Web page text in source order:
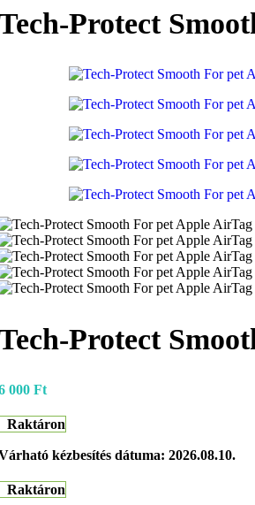
Protect
Protect
000 Ft
Raktáron
kézbesítés dátuma: 2026.08.10.
Raktáron